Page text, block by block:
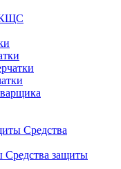
КЩС
Средства
Средства защиты